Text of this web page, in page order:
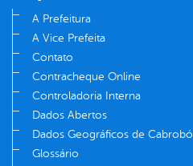
A Prefeitura
A Vice Prefeita
Contato
Contracheque Online
Controladoria Interna
Dados Abertos
Dados Geográficos de Cabrobó
Glossário